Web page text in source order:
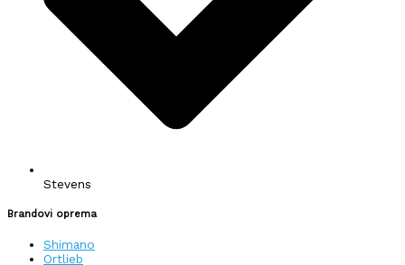
Stevens
Brandovi oprema
Shimano
Ortlieb